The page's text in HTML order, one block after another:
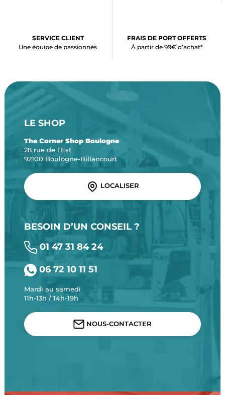
SERVICE CLIENT
Une équipe de passionnés
FRAIS DE PORT OFFERTS
À partir de 99€ d’achat*
LE SHOP
The Corner Shop Boulogne
28 rue de l'Est
92100 Boulogne-Billancourt
LOCALISER
BESOIN D’UN CONSEIL ?
01 47 31 84 24
06 72 10 11 51
Mardi au samedi
11h-13h / 14h-19h
NOUS-CONTACTER